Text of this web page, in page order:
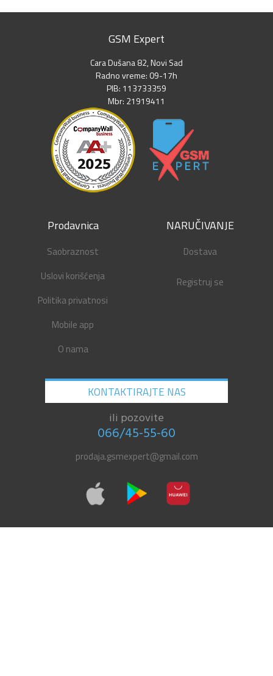
GSM Expert
Cara Dušana 82, Novi Sad
Radno vreme: 09-17h
PIB: 113733359
Mbr: 21919411
Prodavnica
Saobraznost
Uslovi korišćenja
Politika privatnosi
Mobile app
O nama
NARUČIVANJE
Dostava
Registruj se
KONTAKTIRAJTE NAS
ili pozovite
066/45-55-60
prodaja.gsmexpert@gmail.com